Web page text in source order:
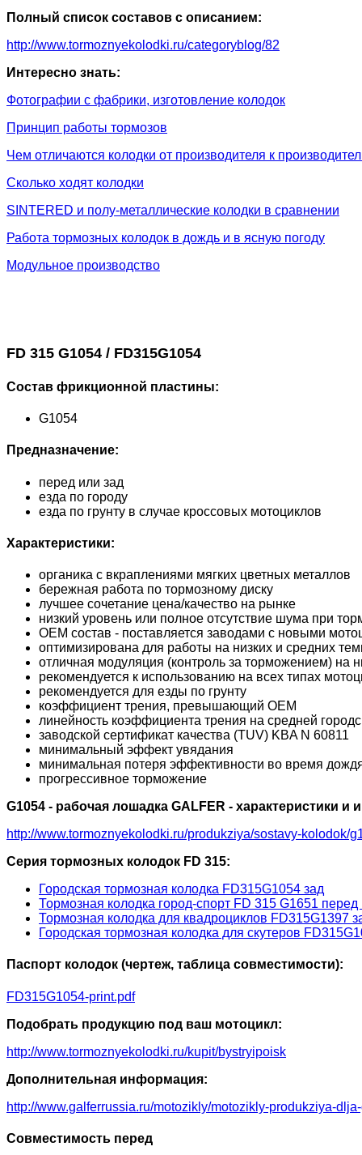
Полный список составов с описанием:
http://www.tormoznyekolodki.ru/categoryblog/82
Интересно знать:
Фотографии с фабрики, изготовление колодок
Принцип работы тормозов
Чем отличаются колодки от производителя к
Сколько ходят колодки
SINTERED и полу-металлические колодки в сравнении
Работа тормозных колодок в дождь и в ясную погоду
Модульное производство
FD 315 G1054 / FD315G1054
Состав фрикционной пластины:
G1054
Предназначение:
перед или зад
езда по городу
езда по грунту в случае кроссовых мотоциклов
Характеристики:
органика с вкраплениями мягких цветных металлов
бережная работа по тормозному диску
лучшее сочетание цена/качество на рынке
низкий уровень или полное отсутствие шума при
OEM состав - поставляется заводами с новыми
оптимизирована для работы на низких и средних
отличная модуляция (контроль за торможением) на
рекомендуется к использованию на всех типах
рекомендуется для езды по грунту
коэффициент трения, превышающий OEM
линейность коэффициента трения на средней
заводской сертификат качества (TUV) KBA N 60811
минимальный эффект увядания
минимальная потеря эффективности во время
прогрессивное торможение
G1054 - рабочая лошадка GALFER - характеристики
http://www.tormoznyekolodki.ru/produkziya/sostavy-kolodok/
Серия тормозных колодок FD 315:
Городская тормозная колодка FD315G1054 зад
Тормозная колодка город-спорт FD 315 G1651 перед
Тормозная колодка для квадроциклов FD315G1397
Городская тормозная колодка для скутеров
Паспорт колодок (чертеж, таблица совместимости):
FD315G1054-print.pdf
Подобрать продукцию под ваш мотоцикл:
http://www.tormoznyekolodki.ru/kupit/bystryipoisk
Дополнительная информация:
http://www.galferrussia.ru/motozikly/motozikly-produkziya-
Совместимость перед